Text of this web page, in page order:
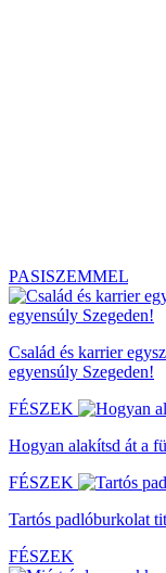
PASISZEMMEL
Család és karrier
egyensúly Szegeden!
FÉSZEK
Hogyan alakítsd át a
FÉSZEK
Tartós padlóburkolat
FÉSZEK